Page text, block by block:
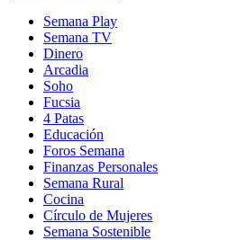
Semana Play
Semana TV
Dinero
Arcadia
Soho
in
new
window
Fucsia
in
new
window
4 Patas
Educación
Foros Semana
Finanzas Personales
Semana Rural
Cocina
Círculo de Mujeres
Semana Sostenible